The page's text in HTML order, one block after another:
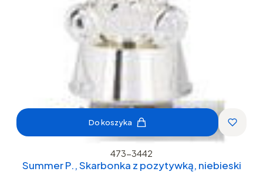
Do koszyka
473-3442
Summer P., Skarbonka z pozytywką, niebieski